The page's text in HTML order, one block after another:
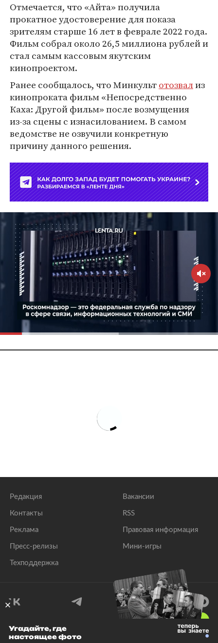
Отмечается, что «Айта» получила
прокатное удостоверение для показа
зрителям старше 16 лет в феврале 2022 года.
Фильм собрал около 26,5 миллиона рублей и
стал самым кассовым якутским
кинопроектом.
Ранее сообщалось, что Минкультотозвализ
кинопроката фильм «Непосредственно
Каха: Другой фильм» после возмущения
из‑за сцены с изнасилованием. В самом
ведомстве не озвучили конкретную
причину данного решения.
Редакция
Контакты
Реклама
Пресс-релизы
Техподдержка
Вакансии
RSS
Правовая информация
Мини-игры
© 1999–2026 Все права защищены.
Угадайте, где
настоящее фото